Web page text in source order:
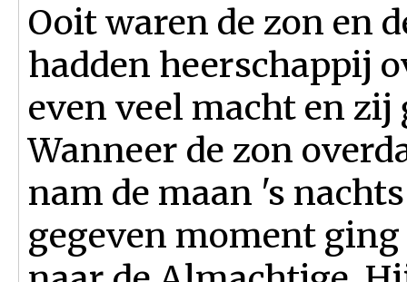
Ooit waren de zon en
hadden heerschappij
even veel macht en
Wanneer de zon
nam de maan 's
gegeven moment